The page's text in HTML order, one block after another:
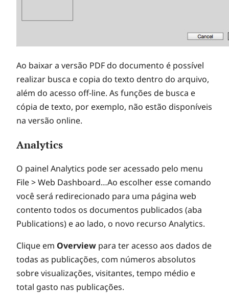
Ao baixar a versão PDF do documento é possível
realizar busca e copia do texto dentro do arquivo,
além do acesso off-line. As funções de busca e
cópia de texto, por exemplo, não estão disponíveis
na versão online.
Analytics
O painel Analytics pode ser acessado pelo menu
File > Web Dashboard…Ao escolher esse comando
você será redirecionado para uma página web
contento todos os documentos publicados (aba
Publications) e ao lado, o novo recurso Analytics.
Clique em Overview para ter acesso aos dados de
todas as publicações, com números absolutos
sobre visualizações, visitantes, tempo médio e
total gasto nas publicações.